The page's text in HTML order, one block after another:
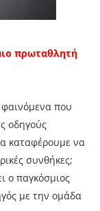
πρωταθλητή
φαινόμενα που
οδηγούς
καταφέρουμε να
συνθήκες;
ο παγκόσμιος
με την ομάδα